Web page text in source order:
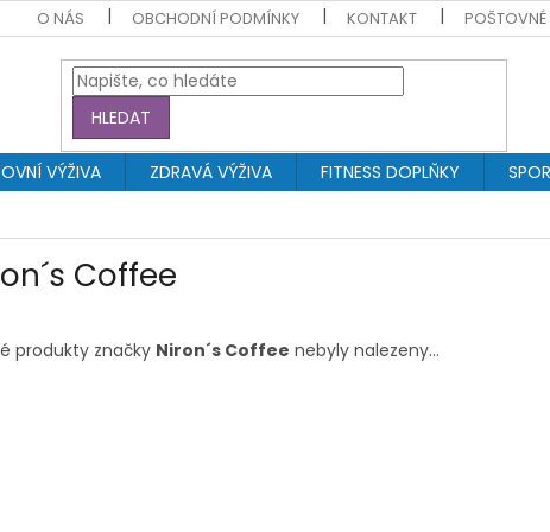
O NÁS OBCHODNÍ PODMÍNKY KONTAKT POŠTOVNÉ
HLEDAT
VÝŽIVA ZDRAVÁ VÝŽIVA FITNESS DOPLŇKY
Coffee
produkty značky Niron´s Coffee nebyly nalezeny...